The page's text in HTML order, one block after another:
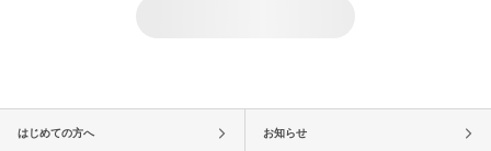
はじめての方へ お知らせ